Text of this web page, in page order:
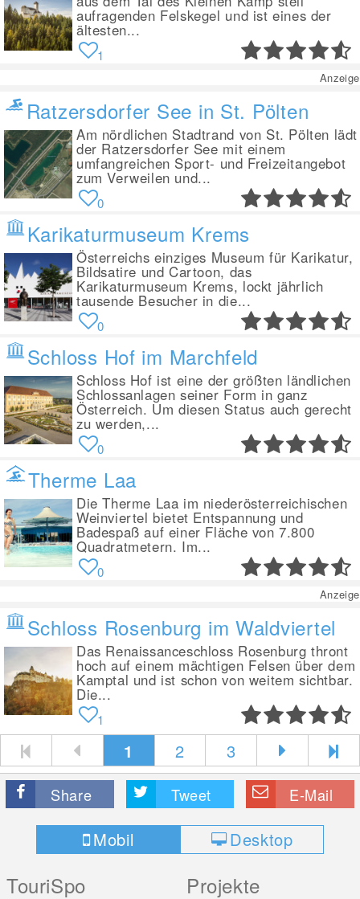
aufragenden Felskegel und ist eines der
ältesten...
1
Anzeige
Ratzersdorfer See in St. Pölten
Am nördlichen Stadtrand von St. Pölten lädt
der Ratzersdorfer See mit einem
umfangreichen Sport- und Freizeitangebot
zum Verweilen und...
0
Karikaturmuseum Krems
Österreichs einziges Museum für Karikatur,
Bildsatire und Cartoon, das
Karikaturmuseum Krems, lockt jährlich
tausende Besucher in die...
0
Schloss Hof im Marchfeld
Schloss Hof ist eine der größten ländlichen
Schlossanlagen seiner Form in ganz
Österreich. Um diesen Status auch gerecht
zu werden,...
0
Therme Laa
Die Therme Laa im niederösterreichischen
Weinviertel bietet Entspannung und
Badespaß auf einer Fläche von 7.800
Quadratmetern. Im...
0
Anzeige
Schloss Rosenburg im Waldviertel
Das Renaissanceschloss Rosenburg thront
hoch auf einem mächtigen Felsen über dem
Kamptal und ist schon von weitem sichtbar.
Die...
1
1 2 3
Share Tweet E-Mail
Mobil Desktop
TouriSpo Projekte